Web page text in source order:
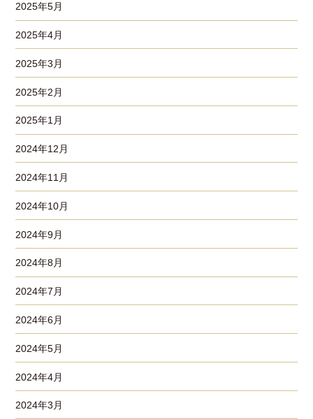
2025年5月
2025年4月
2025年3月
2025年2月
2025年1月
2024年12月
2024年11月
2024年10月
2024年9月
2024年8月
2024年7月
2024年6月
2024年5月
2024年4月
2024年3月